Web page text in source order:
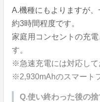
A.機種にもよりますが
約3時間程度です。
家庭用コンセントの充
す。
※急速充電には対応して
※2,930mAhのスマート
Q.使い終わった後の捨